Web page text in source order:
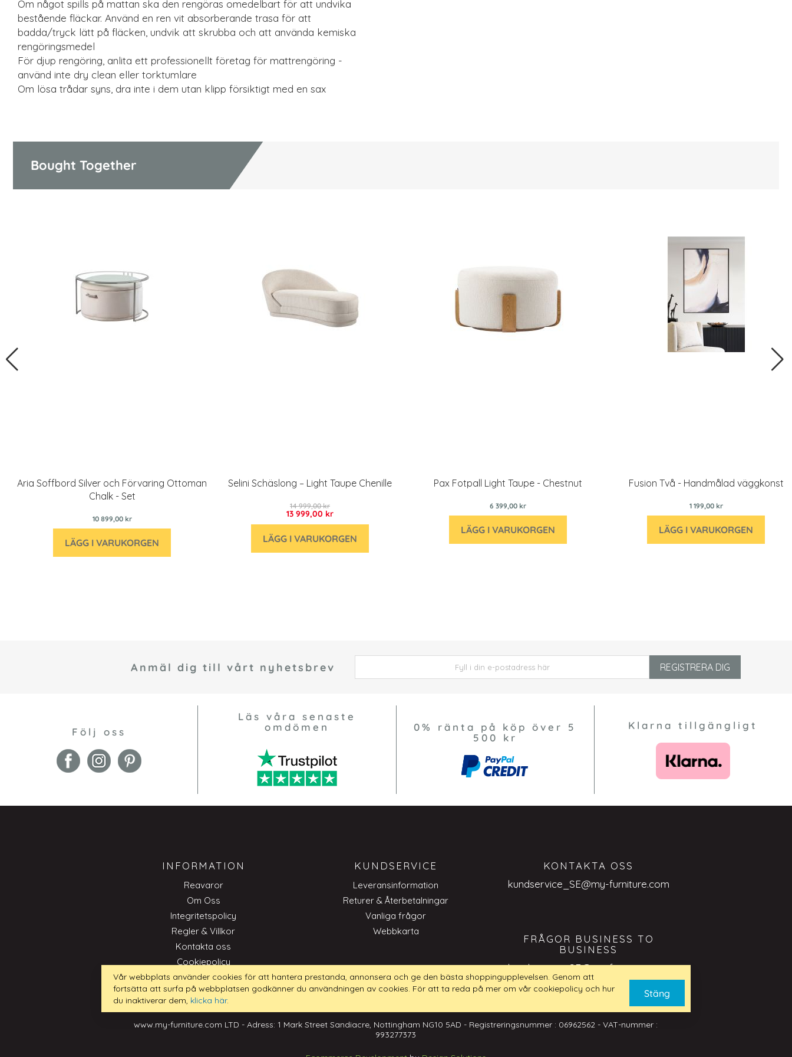
Om något spills på mattan ska den rengöras omedelbart för att undvika
bestående fläckar. Använd en ren vit absorberande trasa för att
badda/tryck lätt på fläcken, undvik att skrubba och att använda kemiska
rengöringsmedel
För djup rengöring, anlita ett professionellt företag för mattrengöring -
använd inte dry clean eller torktumlare
Om lösa trådar syns, dra inte i dem utan klipp försiktigt med en sax
Bought Together
Aria Soffbord Silver och Förvaring Ottoman
Chalk - Set
10 899,00 kr
LÄGG I VARUKORGEN
Selini Schäslong – Light Taupe Chenille
13 999,00 kr
14 999,00 kr
LÄGG I VARUKORGEN
Pax Fotpall Light Taupe - Chestnut
6 399,00 kr
LÄGG I VARUKORGEN
Fusion Två - Handmålad väggkonst
1 199,00 kr
LÄGG I VARUKORGEN
Anmäl dig till vårt nyhetsbrev REGISTRERA DIG
Följ oss
Läs våra senaste
omdömen
0% ränta på köp över 5
500 kr
Klarna tillgängligt
INFORMATION
Reavaror
Om Oss
Integritetspolicy
Regler & Villkor
Kontakta oss
Cookiepolicy
Trade
KUNDSERVICE
Leveransinformation
Returer & Återbetalningar
Vanliga frågor
Webbkarta
KONTAKTA OSS
kundservice_SE@my-furniture.com
FRÅGOR BUSINESS TO
BUSINESS
kundservice_SE@my-furniture.com
www.my-furniture.com LTD - Adress: 1 Mark Street Sandiacre, Nottingham NG10 5AD - Registreringsnummer : 06962562 - VAT-nummer :
993277373
Vår webbplats använder cookies för att hantera prestanda, annonsera och ge den bästa shoppingupplevelsen. Genom att
fortsätta att surfa på webbplatsen godkänner du användningen av cookies. För att ta reda på mer om vår cookiepolicy och hur
du inaktiverar dem, klicka här.
Stäng